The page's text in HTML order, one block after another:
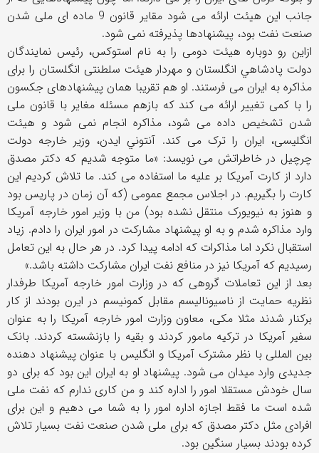
جانب این هیئت ارائه می شود مقایر قانون 9 ماده ای ملی شدن
صنعت نفت بود، پیشنهادها پذیرفته نمی شود.
ازاین رو دوباره هیئت دومی را به نام استوکس، رئيس نمايندگان
دولت پادشاهي انگلستان و مهردار هیئت سلطنتی انگلستان را برای
مذاکره به ایران می فرستند. او هم تقریبا همان پیشنهادهای جکسون
را با کمی تغییر ارائه می کند که بازهم مسئله مغایر با قانون ملی
شدن تشخیص داده می شود، مذاکره انجام نمی شود و هیئت
انگلیسی، ایران را ترک می کند. آنتوني ايدن، وزير خارجه دولت
چرچيل در خاطراتش می نویسد: «ما متوجه شدیم که دکتر مصدق
دارد از کارت آمریکا بر علیه ما استفاده می کند. ما تلاش کردیم این
کارت را بگیریم. در اجلاس مجمع عمومی (که آن زمان در پاریس بود
و هنوز به نیویورک منتقل نشده بود) من با وزیر امور خارجه آمریکا
وارد مذاکره شدم و به او پیشنهاد مشارکت در امور ایران را دادم. زیاد
استقبال نکرد اما مذاکرات که ادامه پیدا کرد. در هر حال به این تعامل
رسیدیم که آمریکا نیز در منافع نفت ایران مشارکت داشته باشد.»
بعد از این تعاملات گروهی که در وزارت امور خارجه آمریکا طرفدار
نظریه حمایت از ناسیونالیسم مقابل کمونیسم در ایرن بودند از کار
برکنار شدند مثلا مکی، معاون وزارت امور خارجه آمریکا را به عنوان
سفیر آمریکا در ترکیه مامور کردند و بقیه را بازنشسته کردند. بانک
بین المللی با نظر مشترک آمریکا و انگلیس با عنوان پیشنهاد دهنده
جدیدی وارد میدان می شود. پیشنهاد او به ایران این بود که برای دو
سال خودش مستقلا امور را اداره کند و من کاری ندارم که نفت ملی
شده است ما فقط اجازه اداره امور را به شما می دهیم و این برای
افرادی مثل دکتر مصدق که برای ملی شدن صنعت نفت بسیار تلاش
کرده بودند بسیار سنگین بود.